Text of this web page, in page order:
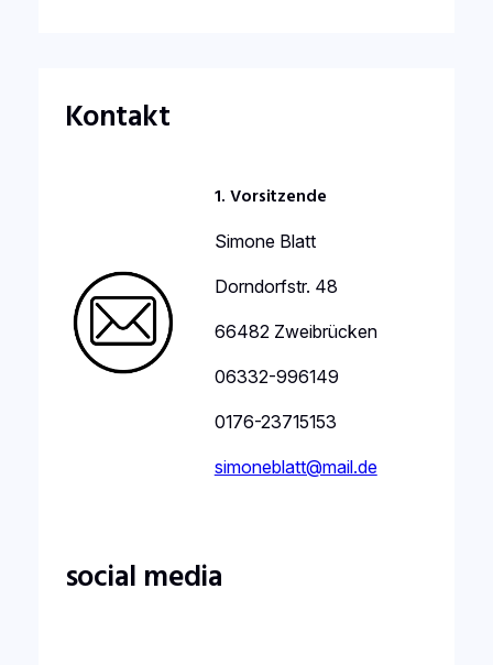
Kontakt
1. Vorsitzende
Simone Blatt
Dorndorfstr. 48
66482 Zweibrücken
06332-996149
0176-23715153
simoneblatt@mail.de
social media